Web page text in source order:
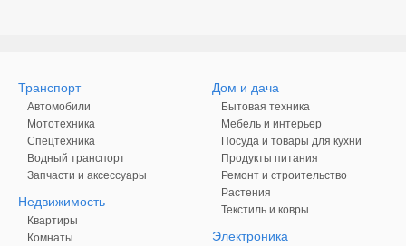
Транспорт
Автомобили
Мототехника
Спецтехника
Водный транспорт
Запчасти и аксессуары
Недвижимость
Квартиры
Комнаты
Дом и дача
Бытовая техника
Мебель и интерьер
Посуда и товары для кухни
Продукты питания
Ремонт и строительство
Растения
Текстиль и ковры
Электроника